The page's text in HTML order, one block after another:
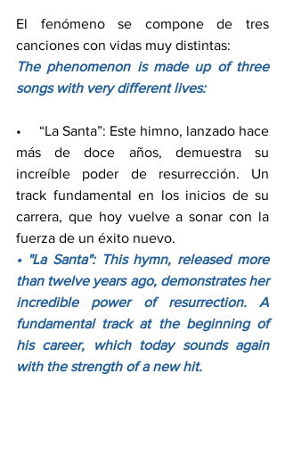
El fenómeno se compone de tres
canciones con vidas muy distintas:
The phenomenon is made up of three
songs with very different lives:
•     “La Santa”: Este himno, lanzado hace
más de doce años, demuestra su
increíble poder de resurrección. Un
track fundamental en los inicios de su
carrera, que hoy vuelve a sonar con la
fuerza de un éxito nuevo.
• "La Santa": This hymn, released more
than twelve years ago, demonstrates her
incredible power of resurrection. A
fundamental track at the beginning of
his career, which today sounds again
with the strength of a new hit.